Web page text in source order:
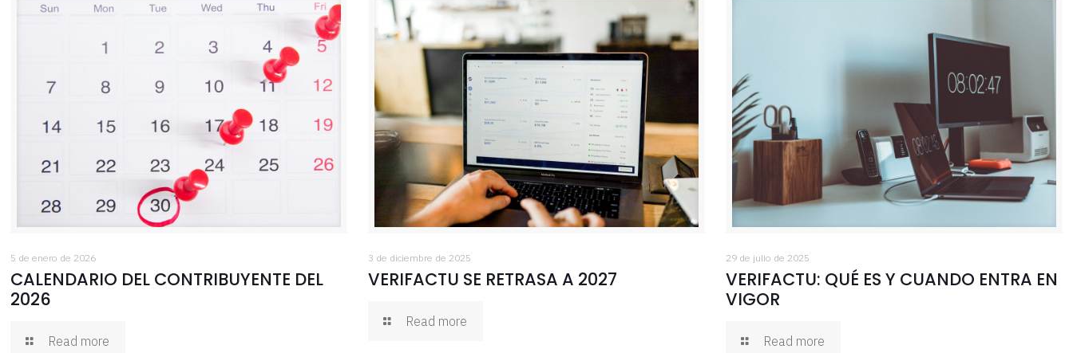
5 de enero de 2026
CALENDARIO DEL CONTRIBUYENTE DEL
2026
Read more
3 de diciembre de 2025
VERIFACTU SE RETRASA A 2027
Read more
29 de julio de 2025
VERIFACTU: QUÉ ES Y CUANDO ENTRA EN
VIGOR
Read more